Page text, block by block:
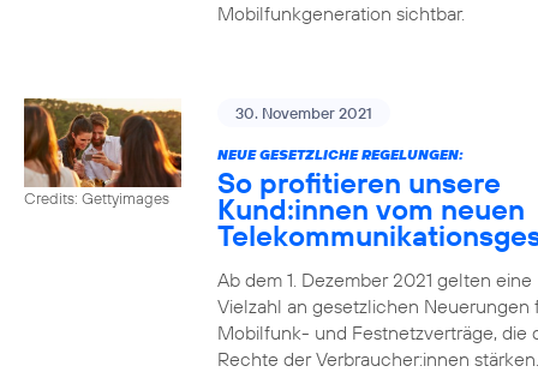
Mobilfunkgeneration sichtbar.
Credits: Gettyimages
30. November 2021
NEUE GESETZLICHE REGELUNGEN:
So profitieren unsere
Kund:innen vom neuen
Ab dem 1. Dezember 2021 gelten eine
Vielzahl an gesetzlichen Neuerungen
Mobilfunk- und Festnetzverträge, die
Rechte der Verbraucher:innen